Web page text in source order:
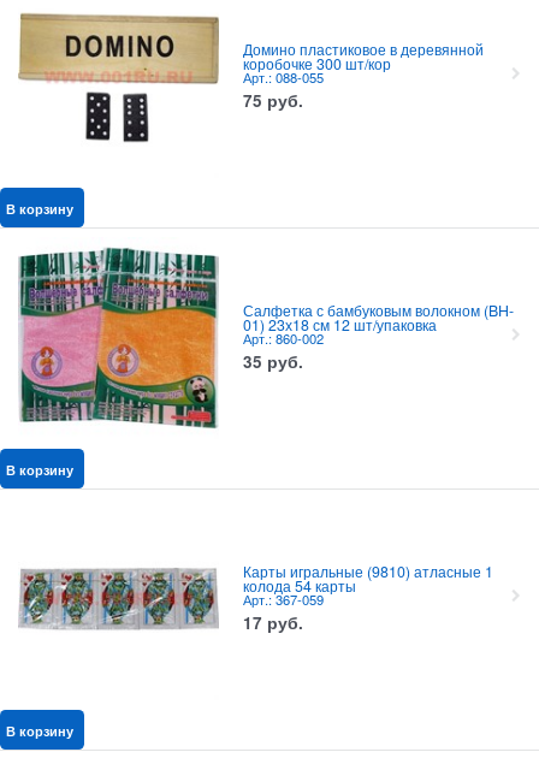
Домино пластиковое в деревянной
коробочке 300 шт/кор
Арт.: 088-055
75 руб.
В корзину
Салфетка с бамбуковым волокном (BH-
01) 23х18 см 12 шт/упаковка
Арт.: 860-002
35 руб.
В корзину
Карты игральные (9810) атласные 1
колода 54 карты
Арт.: 367-059
17 руб.
В корзину